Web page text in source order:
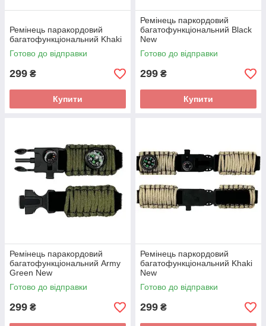
Ремінець паракордовий
багатофункціональний Khaki
Готово до відправки
299 ₴
Купити
Ремінець паркордовий
багатофункціональний Black
New
Готово до відправки
299 ₴
Купити
Ремінець паракордовий
багатофункціональний Army
Green New
Готово до відправки
299 ₴
Ремінець паркордовий
багатофункціональний Khaki
New
Готово до відправки
299 ₴